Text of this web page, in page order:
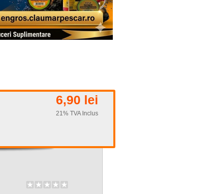
6,90 lei
21% TVA Inclus